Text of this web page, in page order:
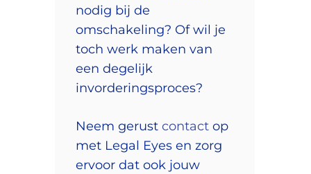
nodig bij de
omschakeling? Of wil je
toch werk maken van
een degelijk
invorderingsproces?
Neem gerust contact op
met Legal Eyes en zorg
ervoor dat ook jouw